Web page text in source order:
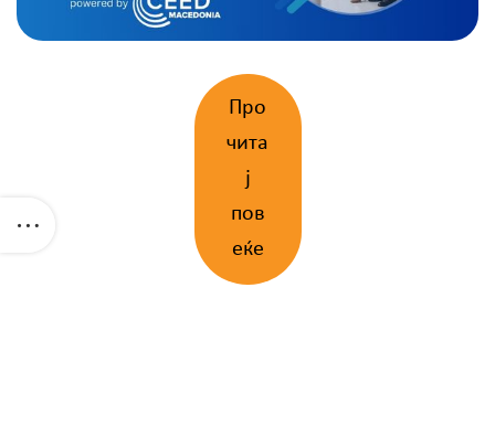
Про
чита
ј
пов
еќе